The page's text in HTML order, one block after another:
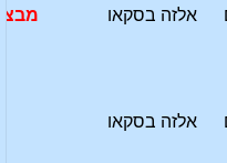
אלזה בסקאו
אלזה בסקאו